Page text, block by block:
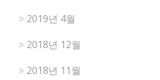
2019년 4월
2018년 12월
2018년 11월